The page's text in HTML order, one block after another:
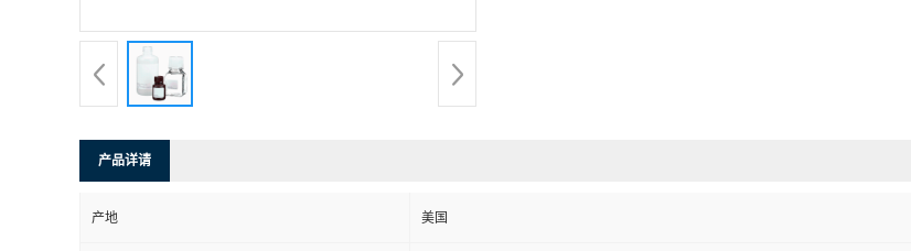
产品详请
产地 美国